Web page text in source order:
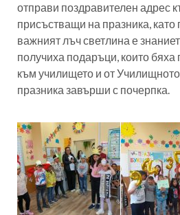
отправи поздравителен адрес
присъстващи на празника,
важният лъч светлина е
получиха подаръци, които
към училището и от Училищното
празника завърши с почерпка.